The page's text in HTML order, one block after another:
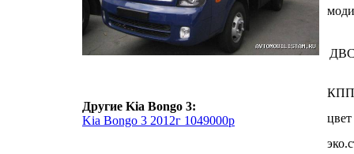
Другие Kia Bongo 3:
Kia Bongo 3 2012г 1049000р
КПП
цвет